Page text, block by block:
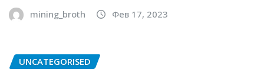
mining_broth Фев 17, 2023
UNCATEGORISED